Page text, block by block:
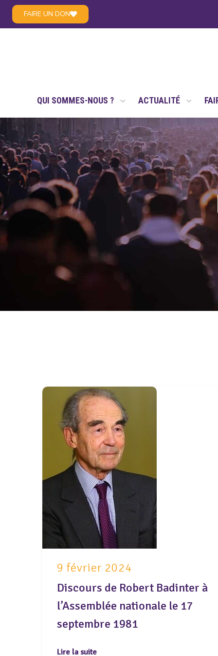
FAIRE UN DON
QUI SOMMES-NOUS ? ACTUALITÉ
LE RÉSEAU NSAE
9 février 2024
Discours de Robert Badinter à
l’Assemblée nationale le 17
septembre 1981
Lire la suite